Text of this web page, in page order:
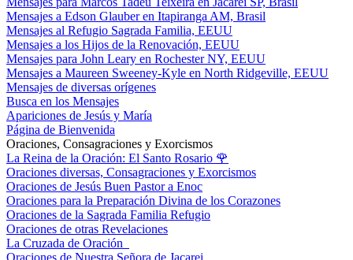
Mensajes a Edson Glauber en Itapiranga AM, Brasil
Mensajes al Refugio Sagrada Familia, EEUU
Mensajes a los Hijos de la Renovación, EEUU
Mensajes para John Leary en Rochester NY, EEUU
Mensajes a Maureen Sweeney-Kyle en North Ridgeville, EEUU
Mensajes de diversas orígenes
Busca en los Mensajes
Apariciones de Jesús y María
Página de Bienvenida
Oraciones, Consagraciones y Exorcismos
La Reina de la Oración: El Santo Rosario 🌹
Oraciones diversas, Consagraciones y Exorcismos
Oraciones de Jesús Buen Pastor a Enoc
Oraciones para la Preparación Divina de los Corazones
Oraciones de la Sagrada Familia Refugio
Oraciones de otras Revelaciones
La Cruzada de Oración
Oraciones de Nuestra Señora de Jacarei